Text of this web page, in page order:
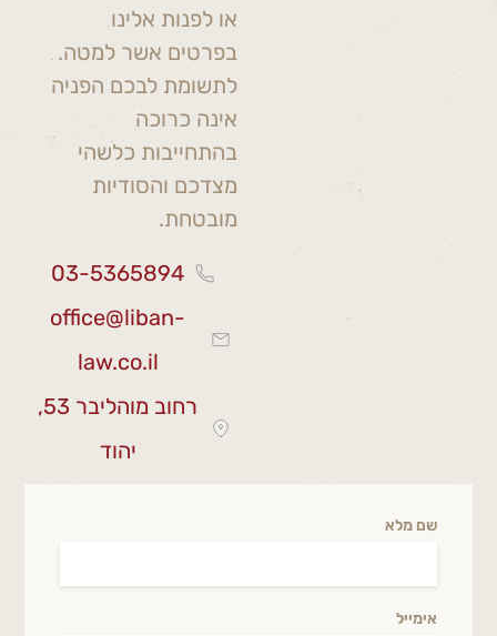
או לפנות אלינו
בפרטים אשר למטה.
לתשומת לבכם הפניה
אינה כרוכה
בהתחייבות כלשהי
מצדכם והסודיות
מובטחת.
03-5365894
office@liban-
law.co.il
רחוב מוהליבר 53,
יהוד
שם מלא
אימייל